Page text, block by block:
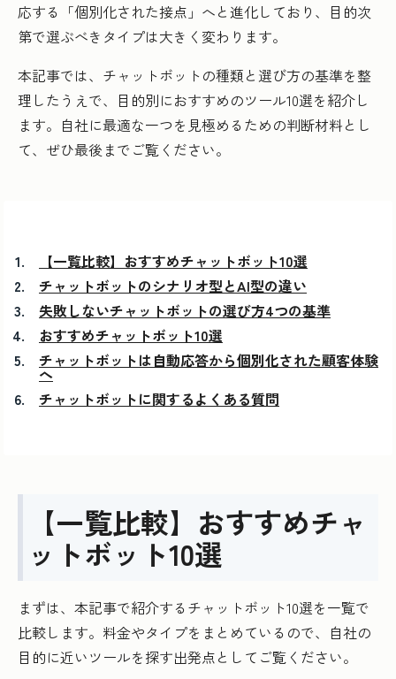
応する「個別化された接点」へと進化しており、目的次
第で選ぶべきタイプは大きく変わります。
本記事では、チャットボットの種類と選び方の基準を整
理したうえで、目的別におすすめのツール10選を紹介し
ます。自社に最適な一つを見極めるための判断材料とし
て、ぜひ最後までご覧ください。
【一覧比較】おすすめチャットボット10選
チャットボットのシナリオ型とAI型の違い
失敗しないチャットボットの選び方4つの基準
おすすめチャットボット10選
チャットボットは自動応答から個別化された顧客体験
へ
チャットボットに関するよくある質問
【一覧比較】おすすめチャ
ットボット10選
まずは、本記事で紹介するチャットボット10選を一覧で
比較します。料金やタイプをまとめているので、自社の
目的に近いツールを探す出発点としてご覧ください。